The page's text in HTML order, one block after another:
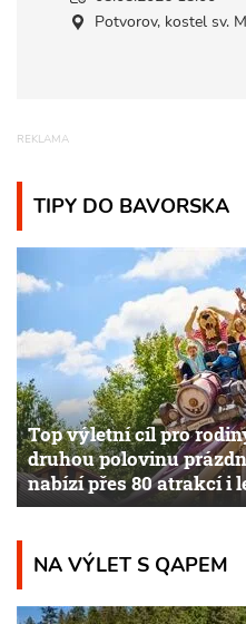
Potvorov, kostel sv.
TIPY DO BAVORSKA
Top výletní cíl pro
druhou polovinu
nabízí přes 80 atrakcí i
NA VÝLET S QAPEM